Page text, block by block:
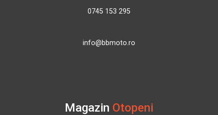
0745 153 295
info@bbmoto.ro
Magazin Otopeni